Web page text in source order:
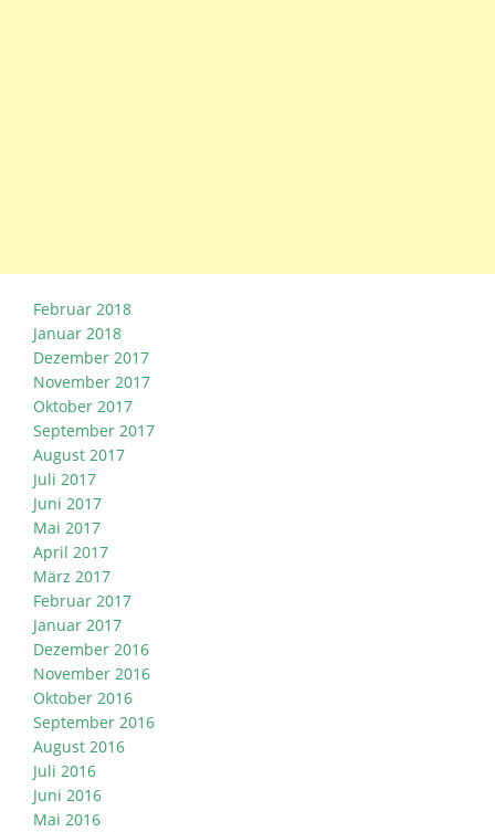
Februar 2018
Januar 2018
Dezember 2017
November 2017
Oktober 2017
September 2017
August 2017
Juli 2017
Juni 2017
Mai 2017
April 2017
März 2017
Februar 2017
Januar 2017
Dezember 2016
November 2016
Oktober 2016
September 2016
August 2016
Juli 2016
Juni 2016
Mai 2016